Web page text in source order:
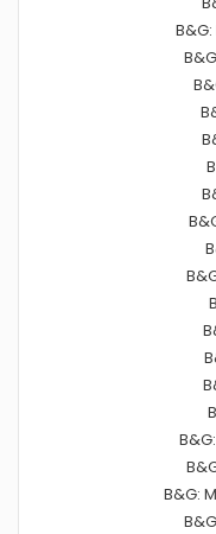
B&G: